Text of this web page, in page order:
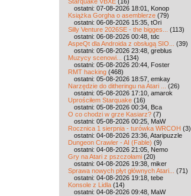
ostatni: 07-08-2026 18:01, Konop
Książka Gorgha o asemblerze (79)
ostatni: 06-08-2026 15:35, tOri
Silly Venture 2026SE - the bigges...
(113)
ostatni: 06-08-2026 00:48, tdc
AspeQt dla Androida z obsługą SIO...
(39)
ostatni: 05-08-2026 23:48, greblus
Muzycy scenowi...
(134)
ostatni: 05-08-2026 20:44, Foster
RMT hacking (468)
ostatni: 05-08-2026 18:57, emkay
Narzędzie do ditheringu na Atari ...
(26)
ostatni: 05-08-2026 17:10, amarok
Uprościłem Starquake (16)
ostatni: 05-08-2026 00:34, Bca
O co chodzi w grze Kasiarz? (7)
ostatni: 05-08-2026 00:25, MaW
Rocznica 1 sierpnia - turówka WRCOH (3)
ostatni: 04-08-2026 23:36, Ataripuzzle
Dungeon Crawler - AI (Fable) (9)
ostatni: 04-08-2026 21:05, Nemo
Gry na Atari z pszczołami (20)
ostatni: 04-08-2026 19:38, miker
Sprawa nowych płyt głównych Atari...
(71)
ostatni: 04-08-2026 19:18, tebe
Konsole z Lidla (14)
ostatni: 04-08-2026 09:48, MaW